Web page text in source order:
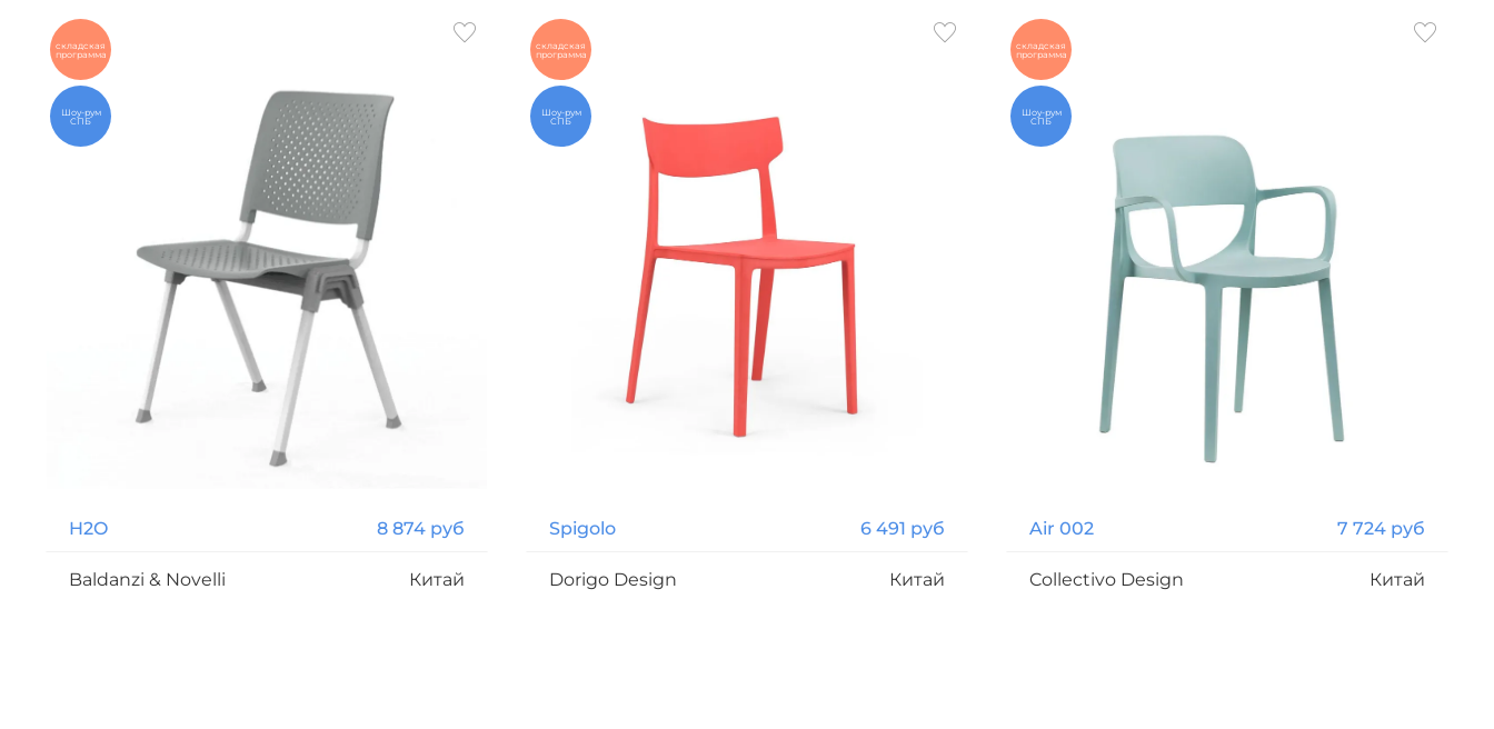
складская
программа
Шоу-рум
СПБ
H2O 8 874 руб
Baldanzi & Novelli Китай
складская
программа
Шоу-рум
СПБ
Spigolo 6 491 руб
Dorigo Design Китай
складская
программа
Шоу-рум
СПБ
Air 002 7 724 руб
Collectivo Design Китай